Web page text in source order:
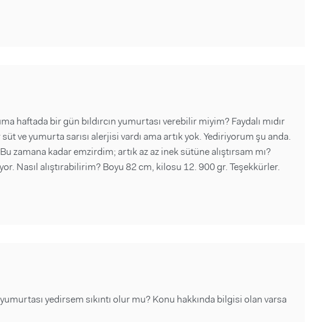
haftada bir gün bıldırcın yumurtası verebilir miyim? Faydalı mıdır
ve yumurta sarısı alerjisi vardı ama artık yok. Yediriyorum şu anda.
zamana kadar emzirdim; artık az az inek sütüne alıştırsam mı?
Nasıl alıştırabilirim? Boyu 82 cm, kilosu 12. 900 gr. Teşekkürler.
yedirsem sıkıntı olur mu? Konu hakkında bilgisi olan varsa